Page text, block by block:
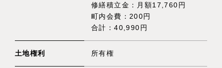
修繕積立金：月額17,760円
町内会費：200円
合計：40,990円
土地権利 所有権